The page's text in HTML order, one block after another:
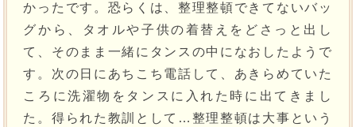
かったです。恐らくは、整理整頓できてないバッ
グから、タオルや子供の着替えをどさっと出し
て、そのまま一緒にタンスの中になおしたようで
す。次の日にあちこち電話して、あきらめていた
ころに洗濯物をタンスに入れた時に出てきまし
た。得られた教訓として…整理整頓は大事という